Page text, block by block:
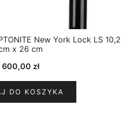
New York Lock LS 10,2
x 26 cm
600,00 zł
DO KOSZYKA